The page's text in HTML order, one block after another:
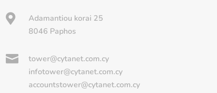

Adamantiou korai 25
8046 Paphos

tower@cytanet.com.cy
infotower@cytanet.com.cy
accountstower@cytanet.com.cy